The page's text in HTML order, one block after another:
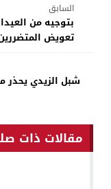
السابق
بتوجيه من
تعويض
شبل الزيدي يحذر
مقالات ذات